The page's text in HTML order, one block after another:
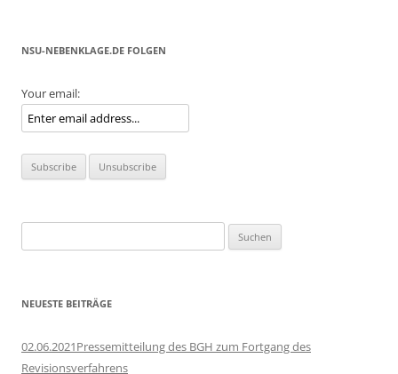
NSU-NEBENKLAGE.DE FOLGEN
Your email:
nach:
NEUESTE BEITRÄGE
02.06.2021Pressemitteilung des BGH zum Fortgang des
Revisionsverfahrens